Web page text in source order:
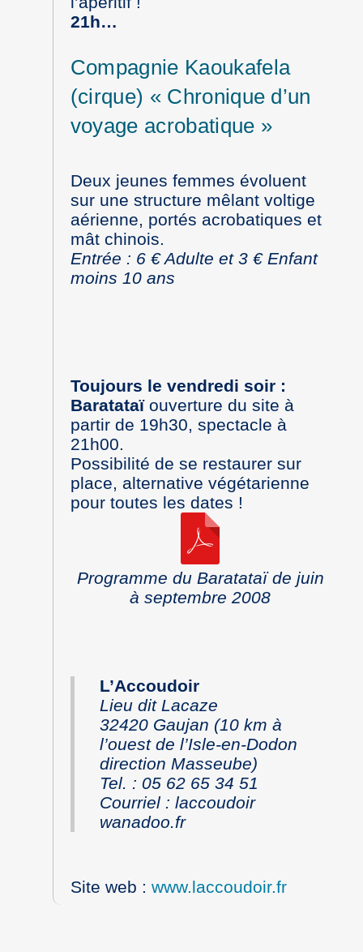
21h…
Compagnie Kaoukafela
(cirque) « Chronique d’un
voyage acrobatique »
Deux jeunes femmes évoluent
sur une structure mêlant voltige
aérienne, portés acrobatiques et
mât chinois.
Entrée : 6 € Adulte et 3 € Enfant
moins 10 ans
Toujours le vendredi soir :
Baratataïouverture du site à
partir de 19h30, spectacle à
21h00.
Possibilité de se restaurer sur
place, alternative végétarienne
pour toutes les dates !
Programme du Baratataï de juin
à septembre 2008
L’Accoudoir
Lieu dit Lacaze
32420 Gaujan (10 km à
l’ouest de l’Isle-en-Dodon
direction Masseube)
Tel. : 05 62 65 34 51
Courriel: laccoudoir
wanadoo.fr
Site web : www.laccoudoir.fr